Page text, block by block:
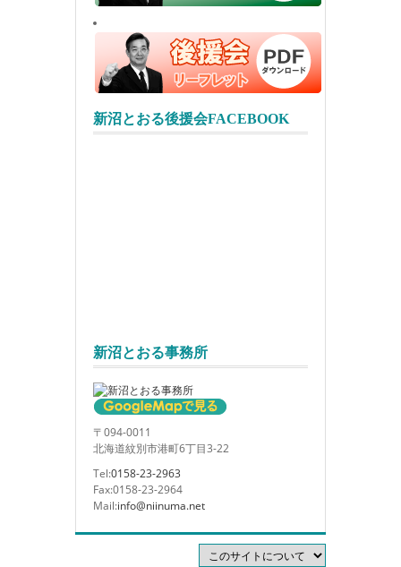
新沼とおる後援会FACEBOOK
新沼とおる事務所
〒094-0011
北海道紋別市港町6丁目3-22
Tel:0158-23-2963
Fax:0158-23-2964
Mail:info@niinuma.net